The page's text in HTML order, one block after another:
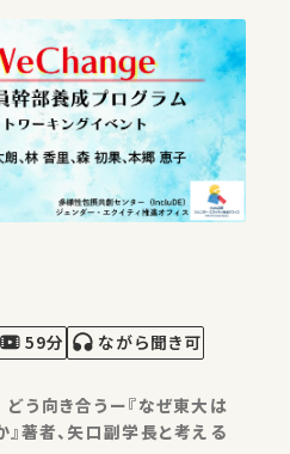
59分
ながら聞き可
う向き合うー『なぜ東大は
著者、矢口副学長と考える